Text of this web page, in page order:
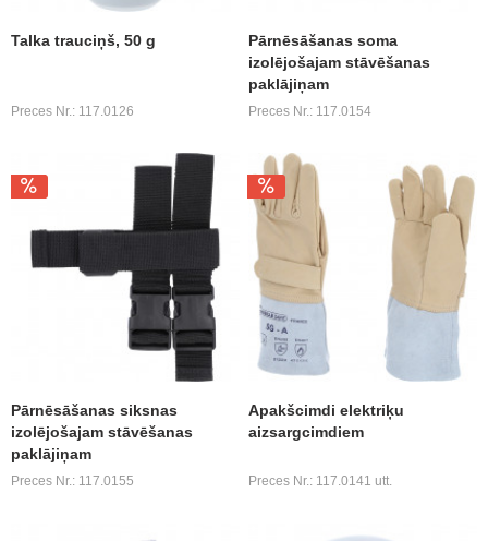
Talka trauciņš, 50 g
Preces Nr.: 117.0126
Pārnēsāšanas soma
izolējošajam stāvēšanas
paklājiņam
Preces Nr.: 117.0154
Pārnēsāšanas siksnas
izolējošajam stāvēšanas
paklājiņam
Preces Nr.: 117.0155
Apakšcimdi elektriķu
aizsargcimdiem
Preces Nr.: 117.0141 utt.